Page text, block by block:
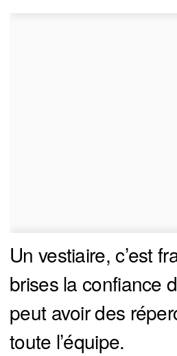
Un vestiaire, c’est
brises la confiance
peut avoir des
toute l’équipe.